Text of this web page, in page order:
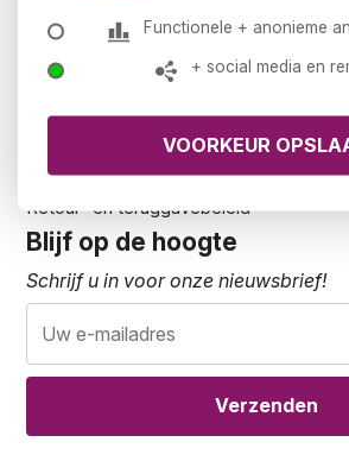
Downloads
NEN-EN 1335 en NPR 1813
Klantenservice
Werkbladkleuren
Veelgestelde vragen
Contact
Retour- en teruggavebeleid
Blijf op de hoogte
Schrijf u in voor onze nieuwsbrief!
Functionele + anonieme
+ social media en